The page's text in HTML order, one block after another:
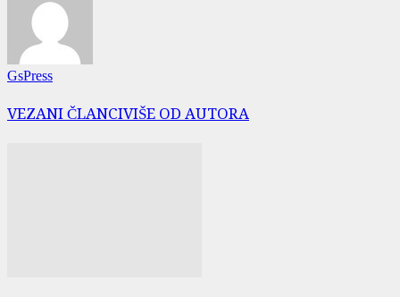
GsPress
VEZANI ČLANCIVIŠE OD AUTORA